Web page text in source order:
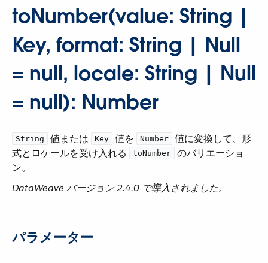
toNumber(value: String |
Key, format: String | Null
= null, locale: String | Null
= null): Number
String ​ 値または ​ Key ​ 値を ​ Number
​ 値に変換して、形
式とロケールを受け入れる ​
toNumber
​ のバリエーショ
ン。
DataWeave バージョン 2.4.0 で導入されました。
パラメーター